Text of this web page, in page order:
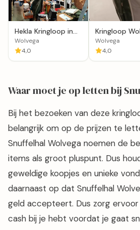
Hekla Kringloop in
Wolvega
Wolvega
4,0
Kringloop
Wolvega
4,0
Waar moet je op letten bij
Bij het bezoeken van deze
belangrijk om op de prijzen te
Snuffelhal Wolvega noemen de
items als groot pluspunt. Dus
geweldige koopjes en unieke
daarnaast op dat Snuffelhal
geld accepteert. Dus zorg
cash bij je hebt voordat je gaat